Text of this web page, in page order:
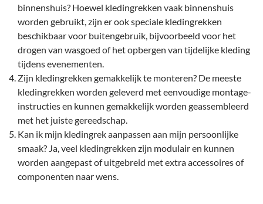
binnenshuis? Hoewel kledingrekken vaak binnenshuis
worden gebruikt, zijn er ook speciale kledingrekken
beschikbaar voor buitengebruik, bijvoorbeeld voor het
drogen van wasgoed of het opbergen van tijdelijke kleding
tijdens evenementen.
Zijn kledingrekken gemakkelijk te monteren? De meeste
kledingrekken worden geleverd met eenvoudige montage-
instructies en kunnen gemakkelijk worden geassembleerd
met het juiste gereedschap.
Kan ik mijn kledingrek aanpassen aan mijn persoonlijke
smaak? Ja, veel kledingrekken zijn modulair en kunnen
worden aangepast of uitgebreid met extra accessoires of
componenten naar wens.